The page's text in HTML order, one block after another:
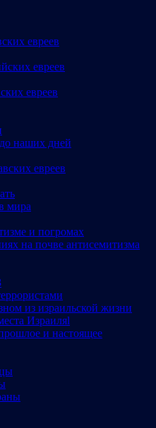
евреев
евреев
евреев
наших дней
евреев
мира
и погромах
на почве антисемитизма
из израильской жизни
Израиляl
и настоящее